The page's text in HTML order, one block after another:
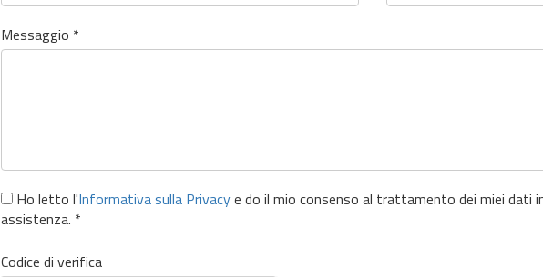
Messaggio *
Ho letto l'Informativa sulla Privacye do il mio consenso al trattamento dei miei dati
assistenza. *
Codice di verifica